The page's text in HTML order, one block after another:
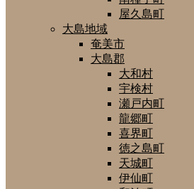
屋久島町
大島地域
奄美市
大島郡
大和村
宇検村
瀬戸内町
龍郷町
喜界町
徳之島町
天城町
伊仙町